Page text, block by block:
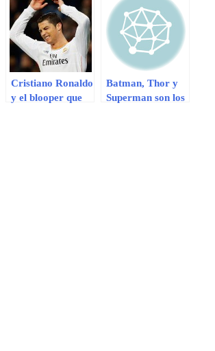
Cristiano Ronaldo
y el blooper que
Batman, Thor y
Superman son los